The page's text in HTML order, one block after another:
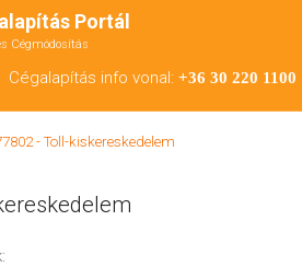
Portál
Cégmódosítás
Cégalapítás info vonal: +36 30 220 1100
- Toll-kiskereskedelem